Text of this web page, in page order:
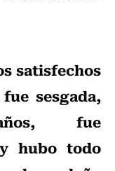
satisfechos
sesgada,
fue
hubo todo